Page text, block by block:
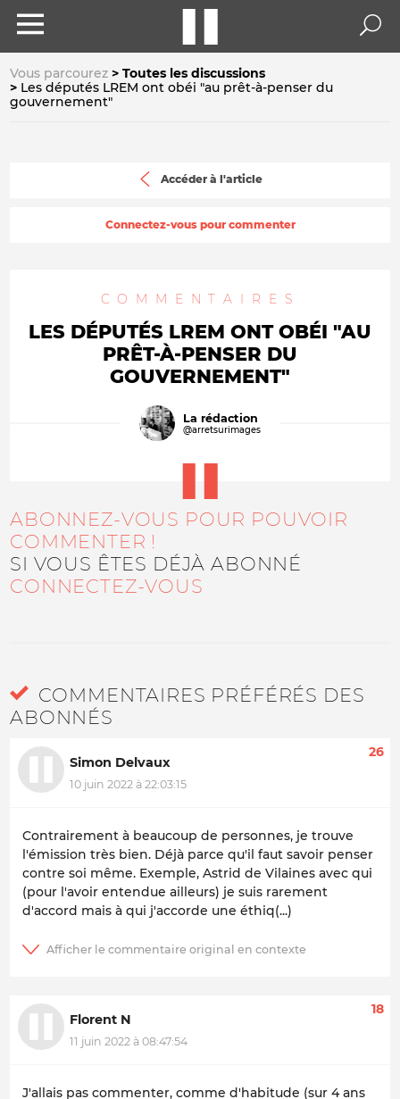
Vous parcourez
Toutes les discussions
Les députés LREM ont obéi "au prêt-à-penser du
gouvernement"
Accéder à l'article
Connectez-vous pour commenter
COMMENTAIRES
LES DÉPUTÉS LREM ONT OBÉI "AU
PRÊT-À-PENSER DU
GOUVERNEMENT"
La rédaction
@arretsurimages
ABONNEZ-VOUS POUR POUVOIR
COMMENTER !
SI VOUS ÊTES DÉJÀ ABONNÉ
CONNECTEZ-VOUS
COMMENTAIRES PRÉFÉRÉS DES
ABONNÉS
Simon Delvaux
10 juin 2022 à 22:03:15
26
Contrairement à beaucoup de personnes, je trouve
l'émission très bien. Déjà parce qu'il faut savoir penser
contre soi même. Exemple, Astrid de Vilaines avec qui
(pour l'avoir entendue ailleurs) je suis rarement
d'accord mais à qui j'accorde une éthiq(...)
Florent N
11 juin 2022 à 08:47:54
18
J'allais pas commenter, comme d'habitude (sur 4 ans